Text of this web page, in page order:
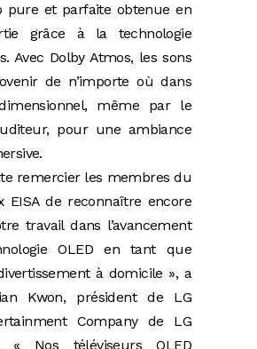
pure et parfaite obtenue en
grâce à la technologie
Avec Dolby Atmos, les sons
de n’importe où dans
même par le
pour une ambiance
remercier les membres du
EISA de reconnaître encore
travail dans l’avancement
OLED en tant que
à domicile », a
Kwon, président de LG
Company de LG
« Nos téléviseurs OLED